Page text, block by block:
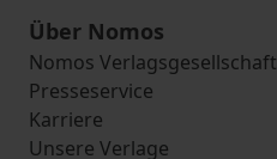
Über Nomos
Nomos Verlagsgesellschaft
Presseservice
Karriere
Unsere Verlage